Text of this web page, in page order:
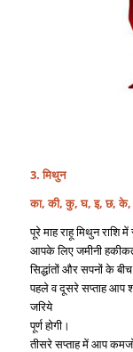
3. मिथुन
का, की, कु, घ, इ, छ, के,
पूरे माह राहू मिथुन राशि
आपके लिए जमीनी
सिद्धांतों और सपनों के
पहले व दूसरे सप्ताह आप
जरिये
पूर्ण होगी।
तीसरे सप्ताह में आप